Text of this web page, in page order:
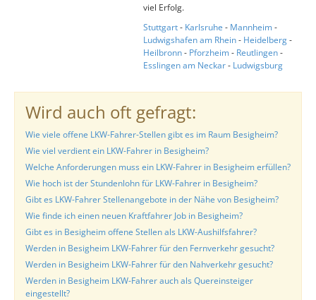
viel Erfolg.
Stuttgart- Karlsruhe - Mannheim-
Ludwigshafen am Rhein- Heidelberg-
Heilbronn- Pforzheim- Reutlingen-
Esslingen am Neckar- Ludwigsburg
Wird auch oft gefragt:
Wie viele offene LKW-Fahrer-Stellen gibt es im Raum Besigheim?
Wie viel verdient ein LKW-Fahrer in Besigheim?
Welche Anforderungen muss ein LKW-Fahrer in Besigheim erfüllen?
Wie hoch ist der Stundenlohn für LKW-Fahrer in Besigheim?
Gibt es LKW-Fahrer Stellenangebote in der Nähe von Besigheim?
Wie finde ich einen neuen Kraftfahrer Job in Besigheim?
Gibt es in Besigheim offene Stellen als LKW-Aushilfsfahrer?
Werden in Besigheim LKW-Fahrer für den Fernverkehr gesucht?
Werden in Besigheim LKW-Fahrer für den Nahverkehr gesucht?
Werden in Besigheim LKW-Fahrer auch als Quereinsteiger
eingestellt?